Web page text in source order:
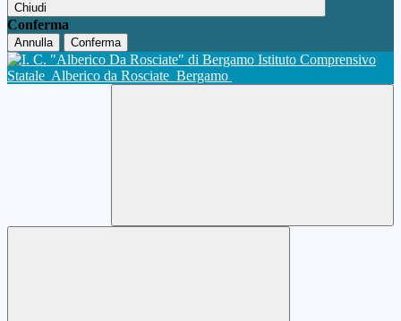
Chiudi
Conferma
Annulla Conferma
Istituto Comprensivo
Statale Alberico da Rosciate Bergamo